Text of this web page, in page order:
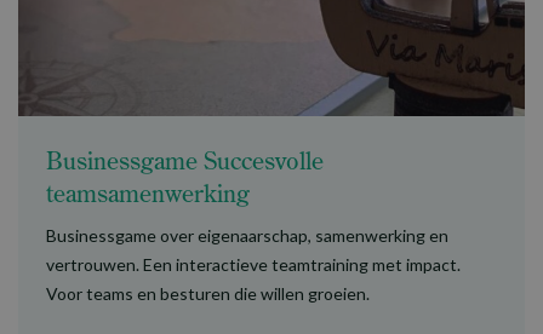
Businessgame Succesvolle
teamsamenwerking
Businessgame over eigenaarschap, samenwerking en
vertrouwen. Een interactieve teamtraining met impact.
Voor teams en besturen die willen groeien.